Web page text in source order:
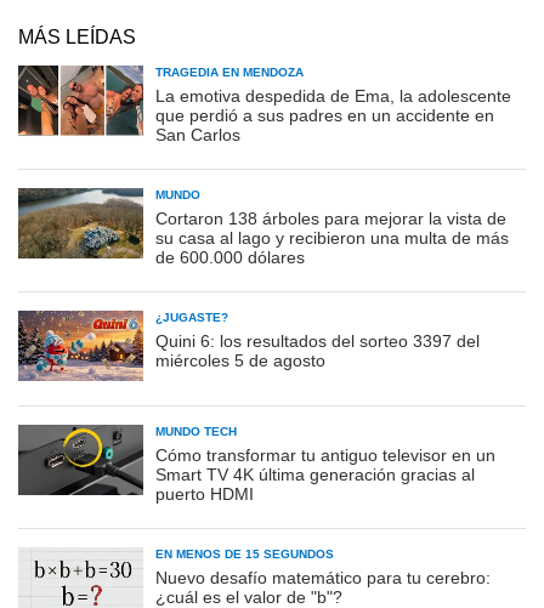
MÁS LEÍDAS
TRAGEDIA EN MENDOZA
La emotiva despedida de Ema, la adolescente
que perdió a sus padres en un accidente en
San Carlos
MUNDO
Cortaron 138 árboles para mejorar la vista de
su casa al lago y recibieron una multa de más
de 600.000 dólares
¿JUGASTE?
Quini 6: los resultados del sorteo 3397 del
miércoles 5 de agosto
MUNDO TECH
Cómo transformar tu antiguo televisor en un
Smart TV 4K última generación gracias al
puerto HDMI
EN MENOS DE 15 SEGUNDOS
Nuevo desafío matemático para tu cerebro:
¿cuál es el valor de "b"?